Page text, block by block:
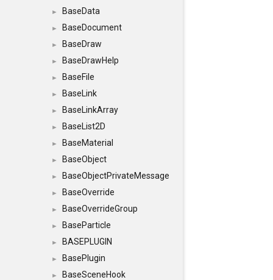
► BaseData
► BaseDocument
► BaseDraw
► BaseDrawHelp
► BaseFile
► BaseLink
► BaseLinkArray
► BaseList2D
► BaseMaterial
► BaseObject
► BaseObjectPrivateMessage
► BaseOverride
► BaseOverrideGroup
► BaseParticle
► BASEPLUGIN
► BasePlugin
► BaseSceneHook